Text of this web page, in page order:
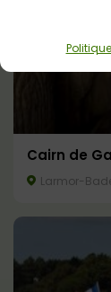
Cairn de
Larmor-